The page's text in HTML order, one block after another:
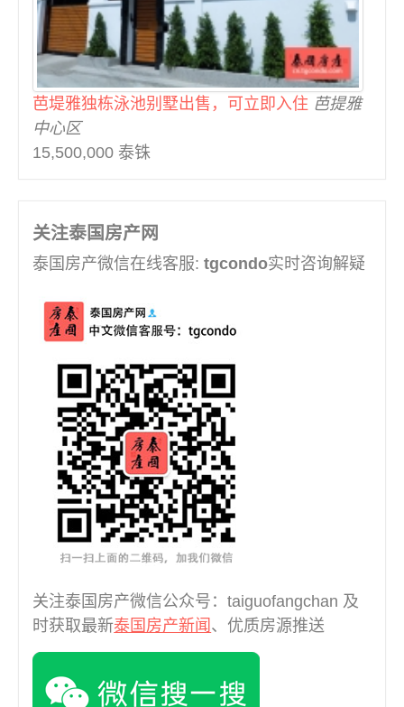
曼谷BTS Wutthakat (1)
曼谷MRT Hua Mak (1)
曼谷MRT Huai Khwang (9)
曼谷MRT Khlong Toei (3)
曼谷MRT Ladprao (3)
曼谷MRT Phahon Yothin (3)
曼谷MRT Phetchaburi (12)
曼谷MRT Queen Sirikit Center (5)
曼谷MRT Ramkhamhaeng (1)
曼谷MRT Sam Yan (8)
曼谷MRT Sukhumvit (1)
曼谷MRT Wong Sawang (1)
曼谷MRT Yaek Fai Chai (1)
曼谷MRTA Chula Kasem (1)
曼谷MRTA Si Rat (1)
曼谷MRTA Sri Lasalle (1)
曼谷MRT泰国文化中心 (2)
曼谷Rama 3 (6)
曼谷Ramintra (4)
曼谷郊区 (25)
曼谷，BTS Ha Yaek La Phrao (1)
曼谷，萨潘松 (2)
泰国罗勇府 (1)
泰国芭堤雅 (6)
芭堤雅独栋泳池别墅出售，可立即入住 芭提雅
中心区
15,500,000 泰铢
关注泰国房产网
泰国房产微信在线客服:tgcondo实时咨询解疑
关注泰国房产微信公众号：taiguofangchan 及
时获取最新泰国房产新闻 、优质房源推送